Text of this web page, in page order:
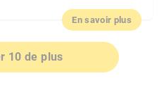
En savoir plus
10 de plus